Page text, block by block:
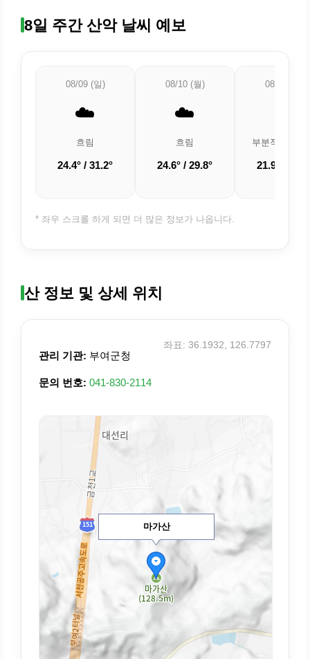
8일 주간 산악 날씨 예보
08/09 (일)
☁️
흐림
24.4° / 31.2°
08/10 (월)
☁️
흐림
24.6° / 29.8°
08/11 (화)
부분적으로 흐
21.9° /
* 좌우 스크롤 하게 되면 더 많은 정보가 나옵니다.
산 정보 및 상세 위치
관리 기관: 부여군청
문의 번호: 041-830-2114
좌표: 36.1932, 126.7797
마가산